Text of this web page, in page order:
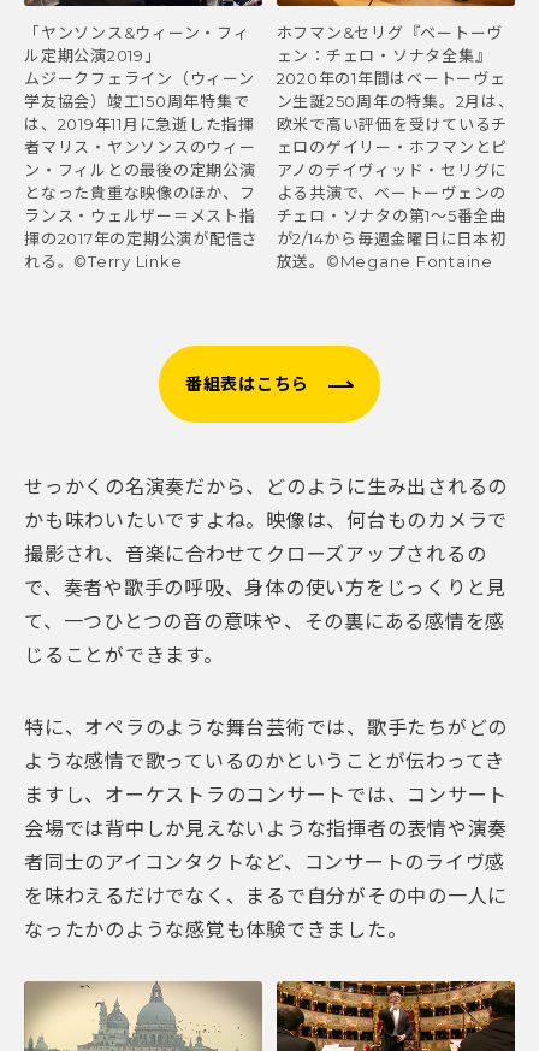
「ヤンソンス&ウィーン・フィ
ル定期公演2019」
ムジークフェライン（ウィーン
学友協会）竣工150周年特集で
は、2019年11月に急逝した指揮
者マリス・ヤンソンスのウィー
ン・フィルとの最後の定期公演
となった貴重な映像のほか、フ
ランス・ウェルザー＝メスト指
揮の2017年の定期公演が配信さ
れる。©Terry Linke
ホフマン&セリグ『ベートーヴ
ェン：チェロ・ソナタ全集』
2020年の1年間はベートーヴェ
ン生誕250周年の特集。2月は、
欧米で高い評価を受けているチ
ェロのゲイリー・ホフマンとピ
アノのデイヴィッド・セリグに
よる共演で、ベートーヴェンの
チェロ・ソナタの第1〜5番全曲
が2/14から毎週金曜日に日本初
放送。©Megane Fontaine
番組表はこちら
せっかくの名演奏だから、どのように生み出されるの
かも味わいたいですよね。映像は、何台ものカメラで
撮影され、音楽に合わせてクローズアップされるの
で、奏者や歌手の呼吸、身体の使い方をじっくりと見
て、一つひとつの音の意味や、その裏にある感情を感
じることができます。
特に、オペラのような舞台芸術では、歌手たちがどの
ような感情で歌っているのかということが伝わってき
ますし、オーケストラのコンサートでは、コンサート
会場では背中しか見えないような指揮者の表情や演奏
者同士のアイコンタクトなど、コンサートのライヴ感
を味わえるだけでなく、まるで自分がその中の一人に
なったかのような感覚も体験できました。